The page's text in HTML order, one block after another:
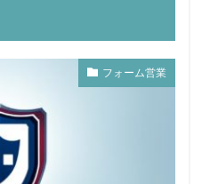
フォーム営業